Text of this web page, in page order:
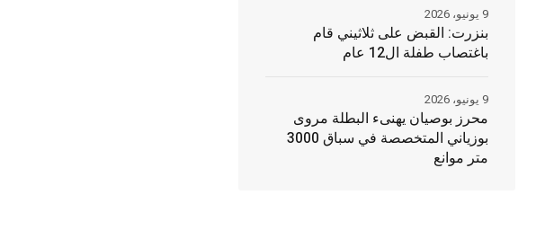
بنزرت: القبض على ثلاثيني قام
باغتصاب طفلة ال12 عام
9 يونيو، 2026
محرز بوصيان يهنىء البطلة مروى
بوزياني المتخصصة في سباق 3000
متر موانع
9 يونيو، 2026